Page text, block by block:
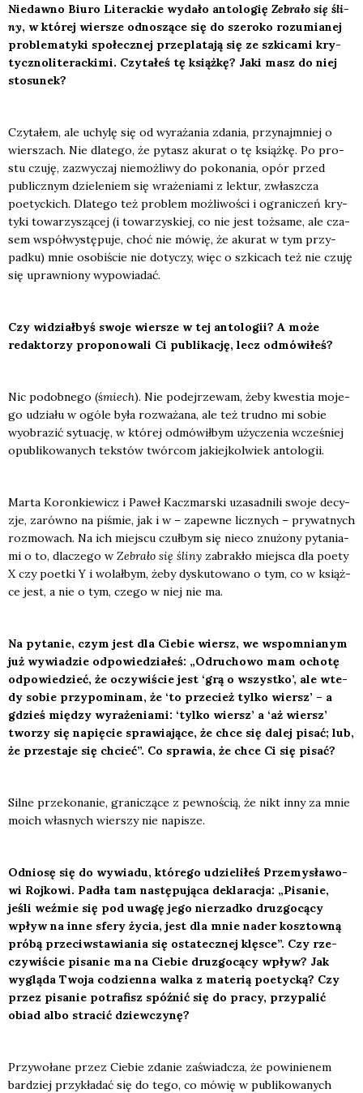
Nie­daw­no Biu­ro Lite­rac­kie wyda­ło anto­lo­gię Zebra­ło się śli­
ny, w któ­rej wier­sze odno­szą­ce się do sze­ro­ko rozu­mia­nej
pro­ble­ma­ty­ki spo­łecz­nej prze­pla­ta­ją się ze szki­ca­mi kry­
tycz­no­li­te­rac­ki­mi. Czy­ta­łeś tę książ­kę? Jaki masz do niej
sto­su­nek?
Czy­ta­łem, ale uchy­lę się od wyra­ża­nia zda­nia, przy­naj­mniej o
wier­szach. Nie dla­te­go, że pytasz aku­rat o tę książ­kę. Po pro­
stu czu­ję, zazwy­czaj nie­moż­li­wy do poko­na­nia, opór przed
publicz­nym dzie­le­niem się wra­że­nia­mi z lek­tur, zwłasz­cza
poetyc­kich. Dla­te­go też pro­blem moż­li­wo­ści i ogra­ni­czeń kry­
ty­ki towa­rzy­szą­cej (i towa­rzy­skiej, co nie jest toż­sa­me, ale cza­
sem współ­wy­stę­pu­je, choć nie mówię, że aku­rat w tym przy­
pad­ku) mnie oso­bi­ście nie doty­czy, więc o szki­cach też nie czu­ję
się upraw­nio­ny wypo­wia­dać.
Czy widział­byś swo­je wier­sze w tej anto­lo­gii? A może
redak­to­rzy pro­po­no­wa­li Ci publi­ka­cję, lecz odmó­wi­łeś?
Nic podob­ne­go (śmiech). Nie podej­rze­wam, żeby kwe­stia moje­
go udzia­łu w ogó­le była roz­wa­ża­na, ale też trud­no mi sobie
wyobra­zić sytu­ację, w któ­rej odmó­wił­bym uży­cze­nia wcze­śniej
opu­bli­ko­wa­nych tek­stów twór­com jakiej­kol­wiek anto­lo­gii.
Mar­ta Koron­kie­wicz i Paweł Kacz­mar­ski uza­sad­ni­li swo­je decy­
zje, zarów­no na piśmie, jak i w – zapew­ne licz­nych – pry­wat­nych
roz­mo­wach. Na ich miej­scu czuł­bym się nie­co znu­żo­ny pyta­nia­
mi o to, dla­cze­go w Zebra­ło się śli­ny zabra­kło miej­sca dla poety
X czy poet­ki Y i wolał­bym, żeby dys­ku­to­wa­no o tym, co w książ­
ce jest, a nie o tym, cze­go w niej nie ma.
Na pyta­nie, czym jest dla Cie­bie wiersz, we wspo­mnia­nym
już wywia­dzie odpo­wie­dzia­łeś: „Odru­cho­wo mam ocho­tę
odpo­wie­dzieć, że oczy­wi­ście jest ‘grą o wszyst­ko’, ale wte­
dy sobie przy­po­mi­nam, że ‘to prze­cież tyl­ko wiersz’ – a
gdzieś mię­dzy wyra­że­nia­mi: ‘tyl­ko wiersz’ a ‘aż wiersz’
two­rzy się napię­cie spra­wia­ją­ce, że chce się dalej pisać; lub,
że prze­sta­je się chcieć”. Co spra­wia, że chce Ci się pisać?
Sil­ne prze­ko­na­nie, gra­ni­czą­ce z pew­no­ścią, że nikt inny za mnie
moich wła­snych wier­szy nie napi­sze.
Odnio­sę się do wywia­du, któ­re­go udzie­li­łeś Prze­my­sła­wo­
wi Roj­ko­wi. Padła tam nastę­pu­ją­ca dekla­ra­cja: „Pisa­nie,
jeśli weź­mie się pod uwa­gę jego nie­rzad­ko dru­zgo­cą­cy
wpływ na inne sfe­ry życia, jest dla mnie nader kosz­tow­ną
pró­bą prze­ciw­sta­wia­nia się osta­tecz­nej klę­sce”. Czy rze­
czy­wi­ście pisa­nie ma na Cie­bie dru­zgo­cą­cy wpływ? Jak
wyglą­da Two­ja codzien­na wal­ka z mate­rią poetyc­ką? Czy
przez pisa­nie potra­fisz spóź­nić się do pra­cy, przy­pa­lić
obiad albo stra­cić dziew­czy­nę?
Przy­wo­ła­ne przez Cie­bie zda­nie zaświad­cza, że powi­nie­nem
bar­dziej przy­kła­dać się do tego, co mówię w publi­ko­wa­nych